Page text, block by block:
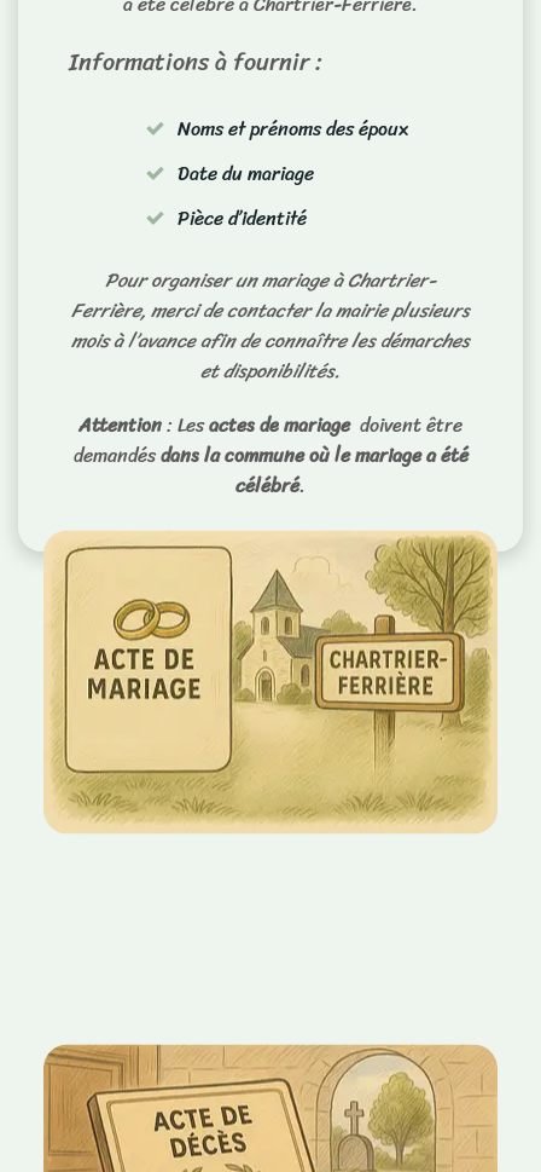
Informations à fournir :
Noms et prénoms des époux
Date du mariage
Pièce d’identité
Pour organiser un mariage à Chartrier-
Ferrière, merci de contacter la mairie plusieurs
mois à l’avance afin de connaître les démarches
et disponibilités.
Attention: Lesactes de mariage doivent être
demandésdans la commune où le mariage a été
célébré.